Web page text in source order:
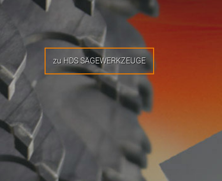
zu HDS SÄGEWERKZEUGE